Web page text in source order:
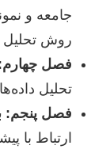
جامعه و
روش تحلیل
فصل چهارم:
تحلیل
فصل پنجم:
ارتباط با